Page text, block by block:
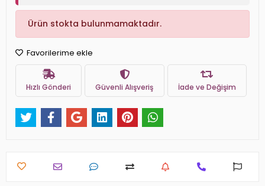
Ürün stokta bulunmamaktadır.
Favorilerime ekle
Hızlı Gönderi Güvenli Alışveriş İade ve Değişim